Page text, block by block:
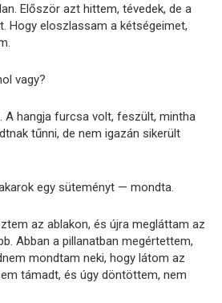
Először azt hittem, tévedek, de a
Hogy eloszlassam a kétségeimet,
vagy?
A hangja furcsa volt, feszült, mintha
tűnni, de nem igazán sikerült
egy süteményt — mondta.
az ablakon, és újra megláttam az
Abban a pillanatban megértettem,
mondtam neki, hogy látom az
támadt, és úgy döntöttem, nem